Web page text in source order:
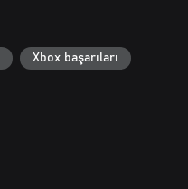
Xbox başarıları